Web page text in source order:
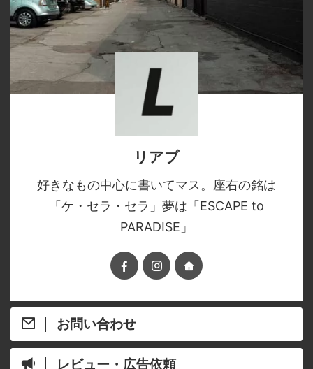
リアブ
好きなもの中心に書いてマス。座右の銘は
「ケ・セラ・セラ」夢は「ESCAPE to
PARADISE」
お問い合わせ
レビュー・広告依頼